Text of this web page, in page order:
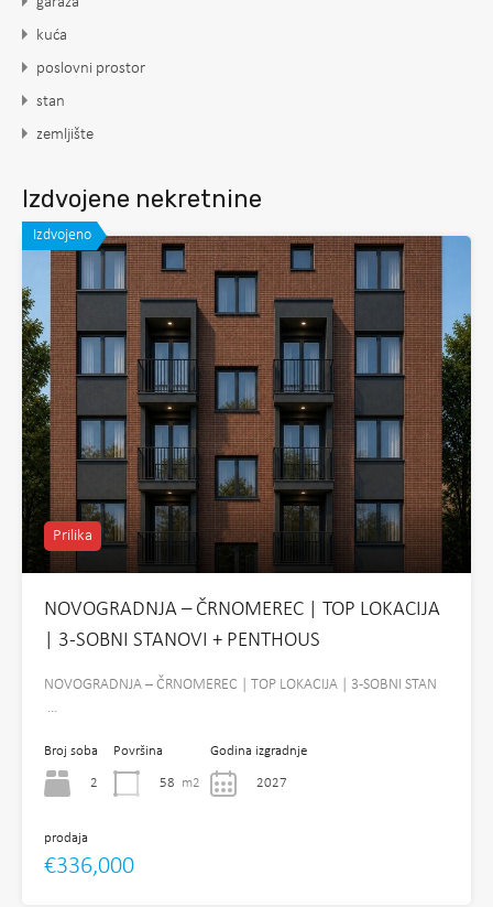
kuća
poslovni prostor
stan
zemljište
Izdvojene nekretnine
Izdvojeno
Prilika
NOVOGRADNJA – ČRNOMEREC | TOP LOKACIJA
| 3-SOBNI STANOVI + PENTHOUS
NOVOGRADNJA – ČRNOMEREC | TOP LOKACIJA | 3-SOBNI STAN
…
Broj soba
2
Površina
58 m2
Godina izgradnje
2027
prodaja
€336,000